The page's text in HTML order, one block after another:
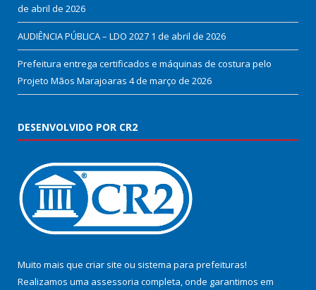
de abril de 2026
AUDIÊNCIA PÚBLICA – LDO 2027 1 de abril de 2026
Prefeitura entrega certificados e máquinas de costura pelo
Projeto Mãos Marajoaras 4 de março de 2026
DESENVOLVIDO POR CR2
Muito mais que criar site ou sistema para prefeituras!
Realizamos uma assessoria completa, onde garantimos em